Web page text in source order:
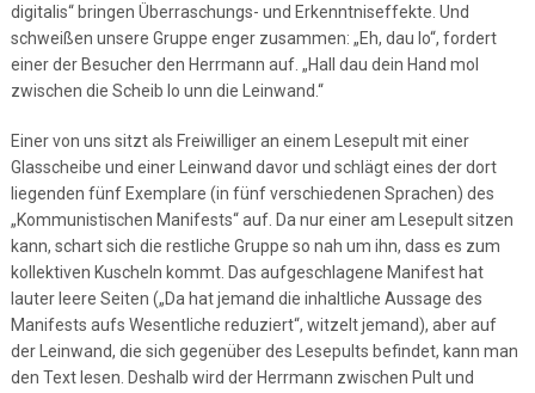
digitalis“ bringen Überraschungs- und Erkenntniseffekte. Und
schweißen unsere Gruppe enger zusammen: „Eh, dau lo“, fordert
einer der Besucher den Herrmann auf. „Hall dau dein Hand mol
zwischen die Scheib lo unn die Leinwand.“
Einer von uns sitzt als Freiwilliger an einem Lesepult mit einer
Glasscheibe und einer Leinwand davor und schlägt eines der dort
liegenden fünf Exemplare (in fünf verschiedenen Sprachen) des
„Kommunistischen Manifests“ auf. Da nur einer am Lesepult sitzen
kann, schart sich die restliche Gruppe so nah um ihn, dass es zum
kollektiven Kuscheln kommt. Das aufgeschlagene Manifest hat
lauter leere Seiten („Da hat jemand die inhaltliche Aussage des
Manifests aufs Wesentliche reduziert“, witzelt jemand), aber auf
der Leinwand, die sich gegenüber des Lesepults befindet, kann man
den Text lesen. Deshalb wird der Herrmann zwischen Pult und